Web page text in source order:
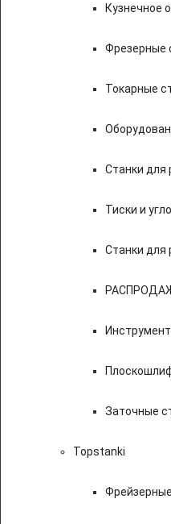
Кузнечное
Фрезерные
Токарные
Станки для
Тиски и
Станки для
Заточные
Topstanki